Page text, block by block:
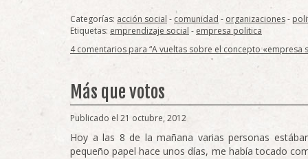
Categorías: acción social - comunidad - organizaciones-
Etiquetas: emprendizaje social - empresa politica
4 comentarios para “A vueltas sobre el concepto «empresa
Más que votos
Publicado el 21 octubre, 2012
Hoy a las 8 de la mañana varias personas
pequeño papel hace unos días, me había tocado